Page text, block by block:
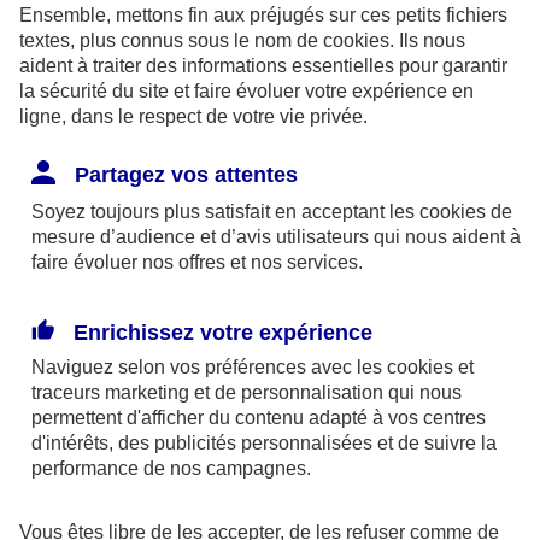
Pour rédiger votre testament, vous avez le choix
entre plusieurs formules.
Letestament olographe: vous le rédigez
daté et signé sans autre condition de forme.
Vous pouvez le conserver chez vous mais vous
prenez le risque qu’il soit perdu ou détruit… La
votre notaire, qui l’enregistrera au fichier central
des dispositions de dernières volontés (FCDDV)
qui centralise l’ensemble des testaments et doit
être consulté par le notaire chargé de la
succession. Le cas échéant, il faudra s'acquitter
Ensemble, mettons fin aux préjugés sur ces petits fichiers
textes, plus connus sous le nom de cookies. Ils nous
aident à traiter des informations essentielles pour garantir
la sécurité du site et faire évoluer votre expérience en
ligne, dans le respect de votre vie privée.
Partagez vos attentes
Soyez toujours plus satisfait en acceptant les cookies de
mesure d’audience et d’avis utilisateurs qui nous aident à
faire évoluer nos offres et nos services.
Enrichissez votre expérience
Naviguez selon vos préférences avec les cookies et
traceurs marketing et de personnalisation qui nous
permettent d'afficher du contenu adapté à vos centres
d'intérêts, des publicités personnalisées et de suivre la
performance de nos campagnes.
Vous êtes libre de les accepter, de les refuser comme de